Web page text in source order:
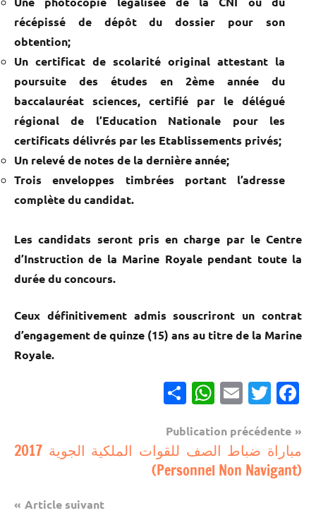
récépissé de dépôt du dossier pour son
obtention;
Un certificat de scolarité original attestant la
poursuite des études en 2ème année du
baccalauréat sciences, certifié par le délégué
régional de l’Education Nationale pour les
certificats délivrés par les Etablissements privés;
Un relevé de notes de la dernière année;
Trois enveloppes timbrées portant l’adresse
complète du candidat.
Les candidats seront pris en charge par le Centre
d’Instruction de la Marine Royale pendant toute la
durée du concours.
Ceux définitivement admis souscriront un contrat
d’engagement de quinze (15) ans au titre de la Marine
Royale.
Facebook
Twitter
Email
WhatsApp
مباريات
مباريات
Navigation
de
l’article
Publication précédente
مباراة ضباط الصف للقوات الملكية الجوية 2017
(Personnel Non Navigant)
Article suivant